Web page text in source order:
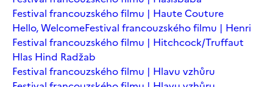
Festival francouzského filmu | Haute Couture
Hello, WelcomeFestival francouzského filmu | Henri
Festival francouzského filmu | Hitchcock/Truffaut
Hlas Hind Radžab
Festival francouzského filmu | Hlavu vzhůru